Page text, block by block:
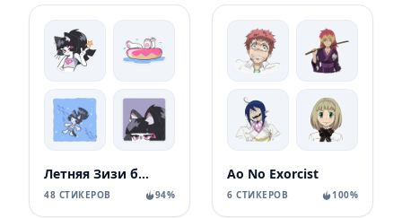
Летняя Зизи без текста
48 СТИКЕРОВ 94%
Ao No Exorcist
6 СТИКЕРОВ 100%